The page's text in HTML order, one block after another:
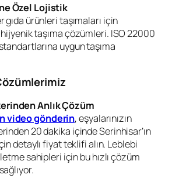
Özel Lojistik
gıda ürünleri taşımaları için
taşıma çözümleri. ISO 22000
uygun taşıma
Anlık Çözüm
video gönderin, eşyalarınızın
20 dakika içinde Serinhisar’ın
detaylı fiyat teklifi alın. Leblebi
sahipleri için bu hızlı çözüm